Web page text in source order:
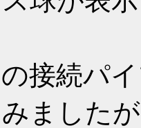
接続パ
ました